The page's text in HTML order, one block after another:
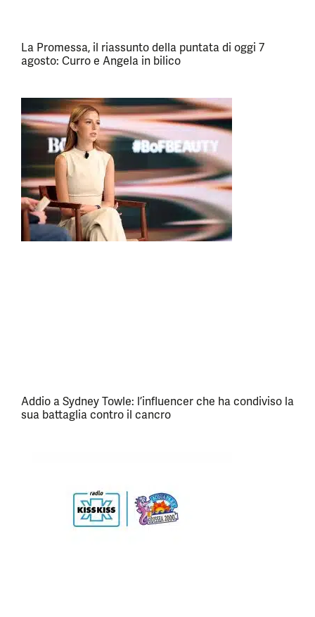
La Promessa, il riassunto della puntata di oggi 7
agosto: Curro e Angela in bilico
Addio a Sydney Towle: l’influencer che ha condiviso la
sua battaglia contro il cancro